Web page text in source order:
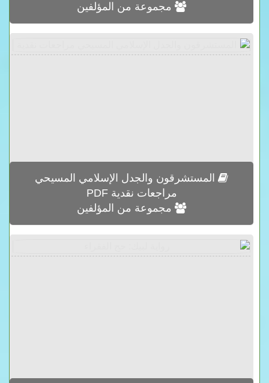
مجموعة من المؤلفين
المستشرقون والجدل الإسلامي المسيحي
مراجعات نقدية PDF
مجموعة من المؤلفين